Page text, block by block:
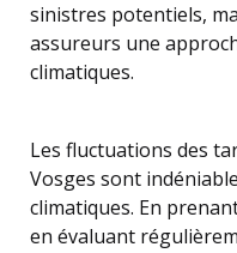
sinistres potentiels,
assureurs une
climatiques.
Les fluctuations des
Vosges sont
climatiques. En
en évaluant